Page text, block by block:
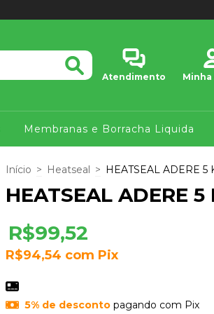
Atendimento
Membranas e Borracha Liquida
Início > Heatseal > HEATSEAL ADERE 5
HEATSEAL ADERE 5
R$99,52
R$94,54 com Pix
5% de descontopagando com Pix